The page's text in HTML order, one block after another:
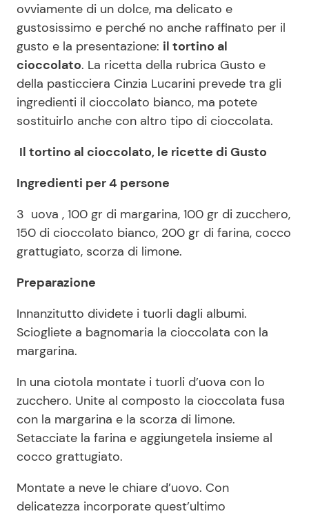
Seguici
Info
Chi siamo
Redazione
Contattaci
Pubblicità
ovviamente di un dolce, ma delicato e
gustosissimo e perché no anche raffinato per il
gusto e la presentazione: il tortino al
cioccolato. La ricetta della rubrica Gusto e
della pasticciera Cinzia Lucarini prevede tra gli
ingredienti il cioccolato bianco, ma potete
sostituirlo anche con altro tipo di cioccolata.
Il tortino al cioccolato, le ricette di Gusto
Ingredienti per 4 persone
3 uova , 100 gr di margarina, 100 gr di zucchero,
150 di cioccolato bianco, 200 gr di farina, cocco
grattugiato, scorza di limone.
Preparazione
Innanzitutto dividete i tuorli dagli albumi.
Sciogliete a bagnomaria la cioccolata con la
margarina.
In una ciotola montate i tuorli d’uova con lo
zucchero. Unite al composto la cioccolata fusa
con la margarina e la scorza di limone.
Setacciate la farina e aggiungetela insieme al
cocco grattugiato.
Montate a neve le chiare d’uovo. Con
delicatezza incorporate quest’ultimo